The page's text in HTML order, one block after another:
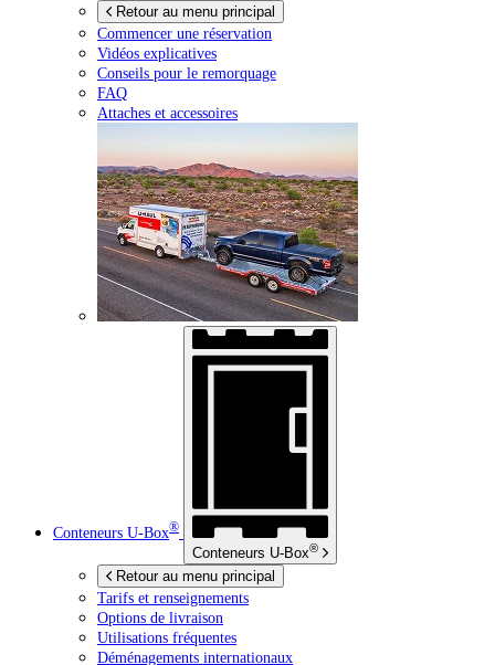
Retour au menu principal
Commencer une réservation
Vidéos explicatives
Conseils pour le remorquage
FAQ
Attaches et accessoires
Conteneurs U-Box®
Conteneurs U-Box®
Retour au menu principal
Tarifs et renseignements
Options de livraison
Utilisations fréquentes
Déménagements internationaux